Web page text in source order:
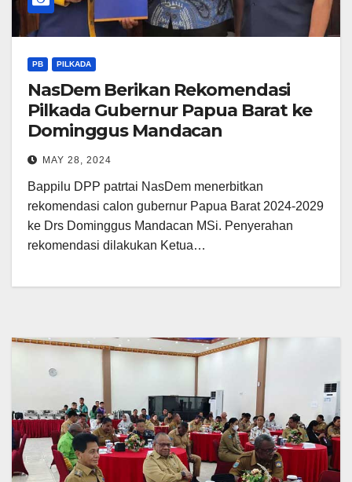
PB PILKADA
NasDem Berikan Rekomendasi
Pilkada Gubernur Papua Barat ke
Dominggus Mandacan
MAY 28, 2024
Bappilu DPP patrtai NasDem menerbitkan
rekomendasi calon gubernur Papua Barat 2024-2029
ke Drs Dominggus Mandacan MSi. Penyerahan
rekomendasi dilakukan Ketua…